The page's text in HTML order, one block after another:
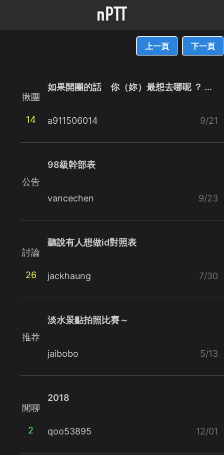
上一頁 下一頁
揪團
14
如果開團的話 你（妳）最想去哪呢 ？ ...
a911506014 9/21
公告
98級幹部表
vancechen 9/23
討論
26
聽說有人想做id對照表
jackhaung 7/30
推荐
淡水景點拍照比賽～
jaibobo 5/13
閒聊
2
2018
qoo53895 12/01